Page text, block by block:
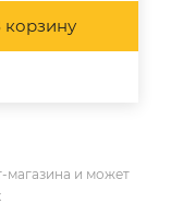
корзину
магазина и может